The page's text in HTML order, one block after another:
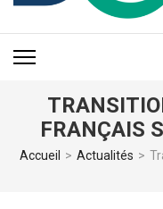
FRANÇAIS
Accueil > Actualités >